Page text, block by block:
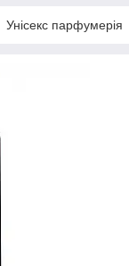
Унісекс парфумерія